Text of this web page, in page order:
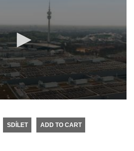
SDÍLET ADD TO CART